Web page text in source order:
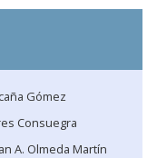
Gómez
Consuegra
A. Olmeda Martín